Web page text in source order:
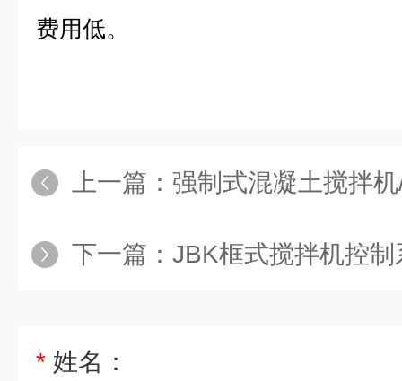
费用低。
上一篇： 强制式混凝土搅拌
下一篇： JBK框式搅拌机控制
* 姓名：